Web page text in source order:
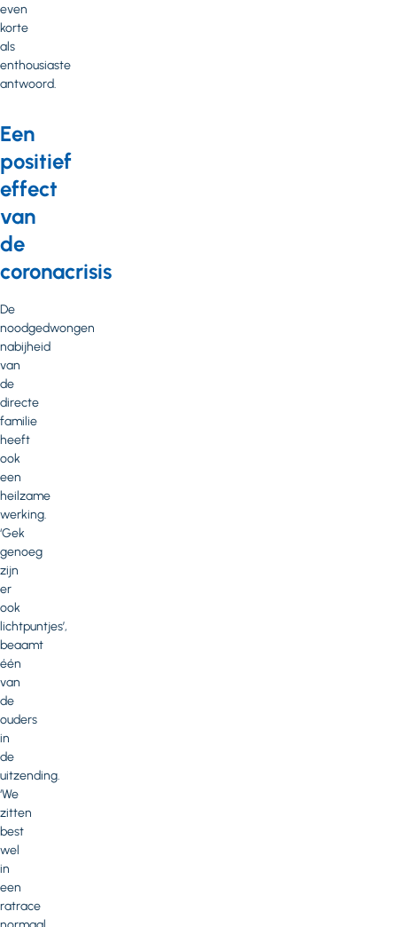
even
korte
als
enthousiaste
antwoord.
Een
positief
effect
van
de
coronacrisis
De
noodgedwongen
nabijheid
van
de
directe
familie
heeft
ook
een
heilzame
werking.
‘Gek
genoeg
zijn
er
ook
lichtpuntjes’,
beaamt
één
van
de
ouders
in
de
uitzending.
‘We
zitten
best
wel
in
een
ratrace